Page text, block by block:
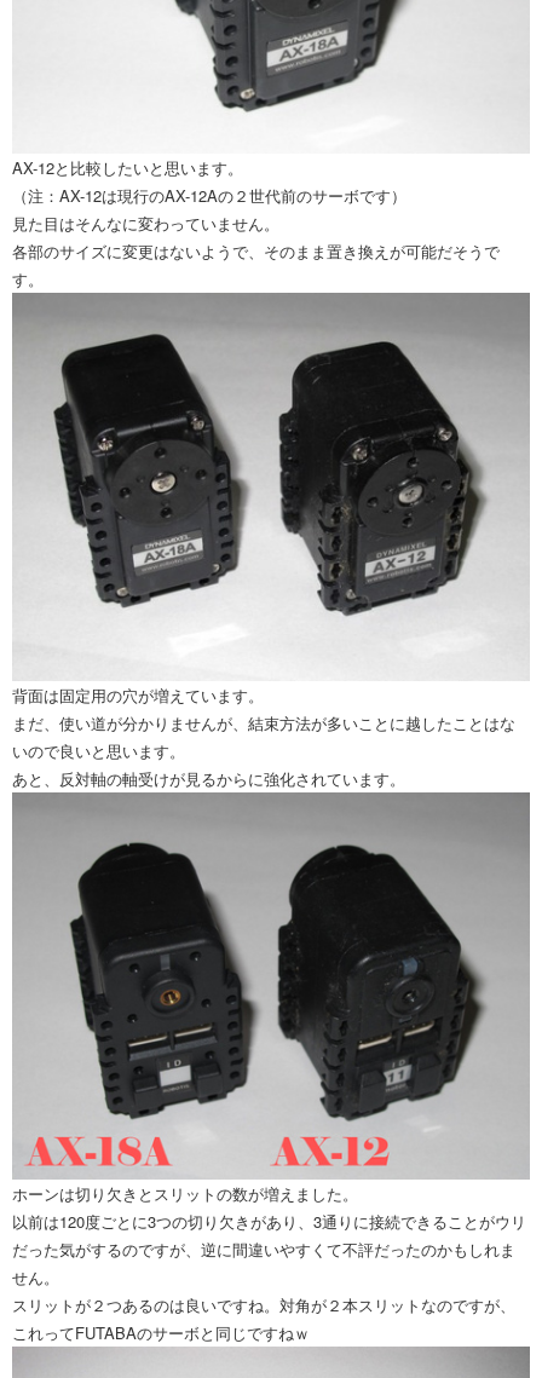
AX-12と比較したいと思います。
（注：AX-12は現行のAX-12Aの２世代前のサーボです）
見た目はそんなに変わっていません。
各部のサイズに変更はないようで、そのまま置き換えが可能だそうで
す。
背面は固定用の穴が増えています。
まだ、使い道が分かりませんが、結束方法が多いことに越したことはな
いので良いと思います。
あと、反対軸の軸受けが見るからに強化されています。
ホーンは切り欠きとスリットの数が増えました。
以前は120度ごとに3つの切り欠きがあり、3通りに接続できることがウリ
だった気がするのですが、逆に間違いやすくて不評だったのかもしれま
せん。
スリットが２つあるのは良いですね。対角が２本スリットなのですが、
これってFUTABAのサーボと同じですねｗ